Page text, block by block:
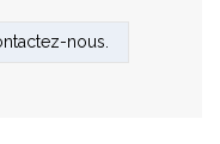
nous.